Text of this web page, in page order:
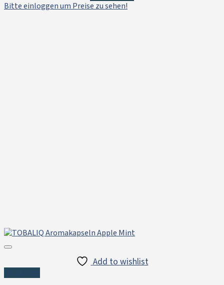
Bitte einloggen um Preise zu sehen!
Add to wishlist